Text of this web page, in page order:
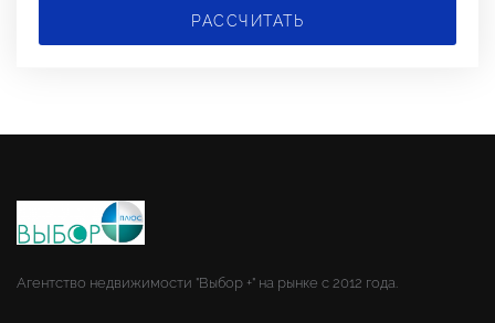
РАССЧИТАТЬ
Агентство недвижимости "Выбор +" на рынке с 2012 года.